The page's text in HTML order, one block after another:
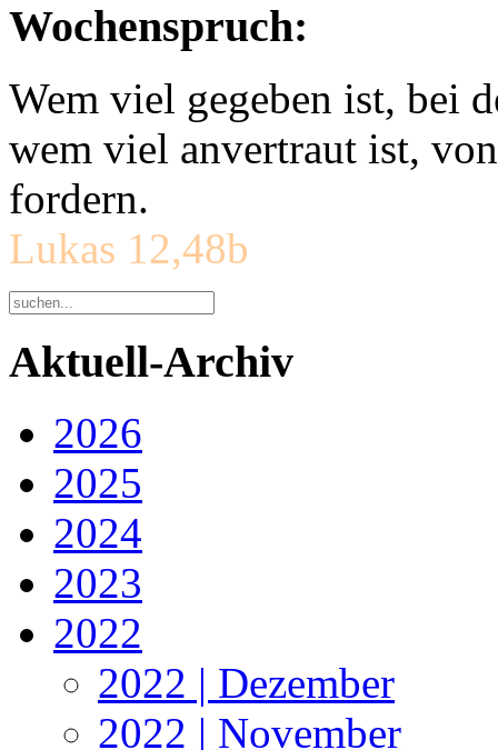
Wochenspruch:
Wem viel gegeben ist, bei
wem viel anvertraut ist,
fordern.
Lukas 12,48b
Aktuell-Archiv
2026
2025
2024
2023
2022
2022 | Dezember
2022 | November